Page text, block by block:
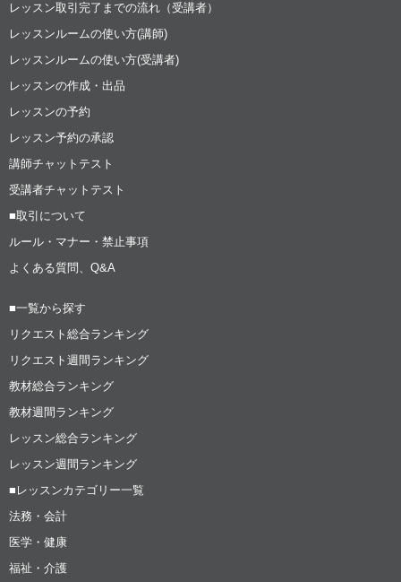
レッスン取引完了までの流れ（受講者）
レッスンルームの使い方(講師)
レッスンルームの使い方(受講者)
レッスンの作成・出品
レッスンの予約
レッスン予約の承認
講師チャットテスト
受講者チャットテスト
■取引について
ルール・マナー・禁止事項
よくある質問、Q&A
■一覧から探す
リクエスト総合ランキング
リクエスト週間ランキング
教材総合ランキング
教材週間ランキング
レッスン総合ランキング
レッスン週間ランキング
■レッスンカテゴリー一覧
法務・会計
医学・健康
福祉・介護